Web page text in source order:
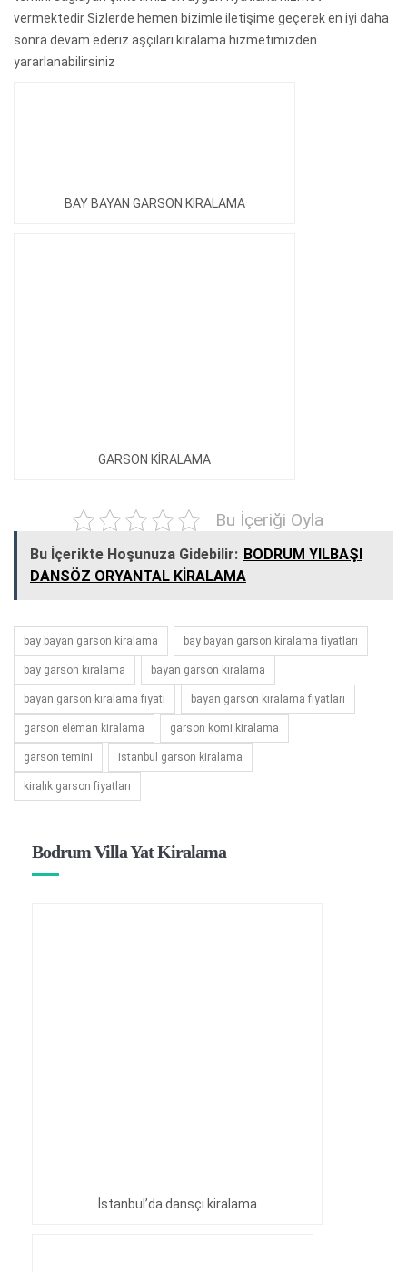
vermektedir Sizlerde hemen bizimle iletişime geçerek en iyi daha
sonra devam ederiz aşçıları kiralama hizmetimizden
yararlanabilirsiniz
BAY BAYAN GARSON KİRALAMA
GARSON KİRALAMA
Bu İçeriği Oyla
Bu İçerikte Hoşunuza Gidebilir: BODRUM YILBAŞI
DANSÖZ ORYANTAL KİRALAMA
bay bayan garson kiralama bay bayan garson kiralama fiyatları
bay garson kiralama bayan garson kiralama
bayan garson kiralama fiyatı bayan garson kiralama fiyatları
garson eleman kiralama garson komi kiralama
garson temini istanbul garson kiralama
kiralık garson fiyatları
Bodrum Villa Yat Kiralama
İstanbul’da dansçı kiralama